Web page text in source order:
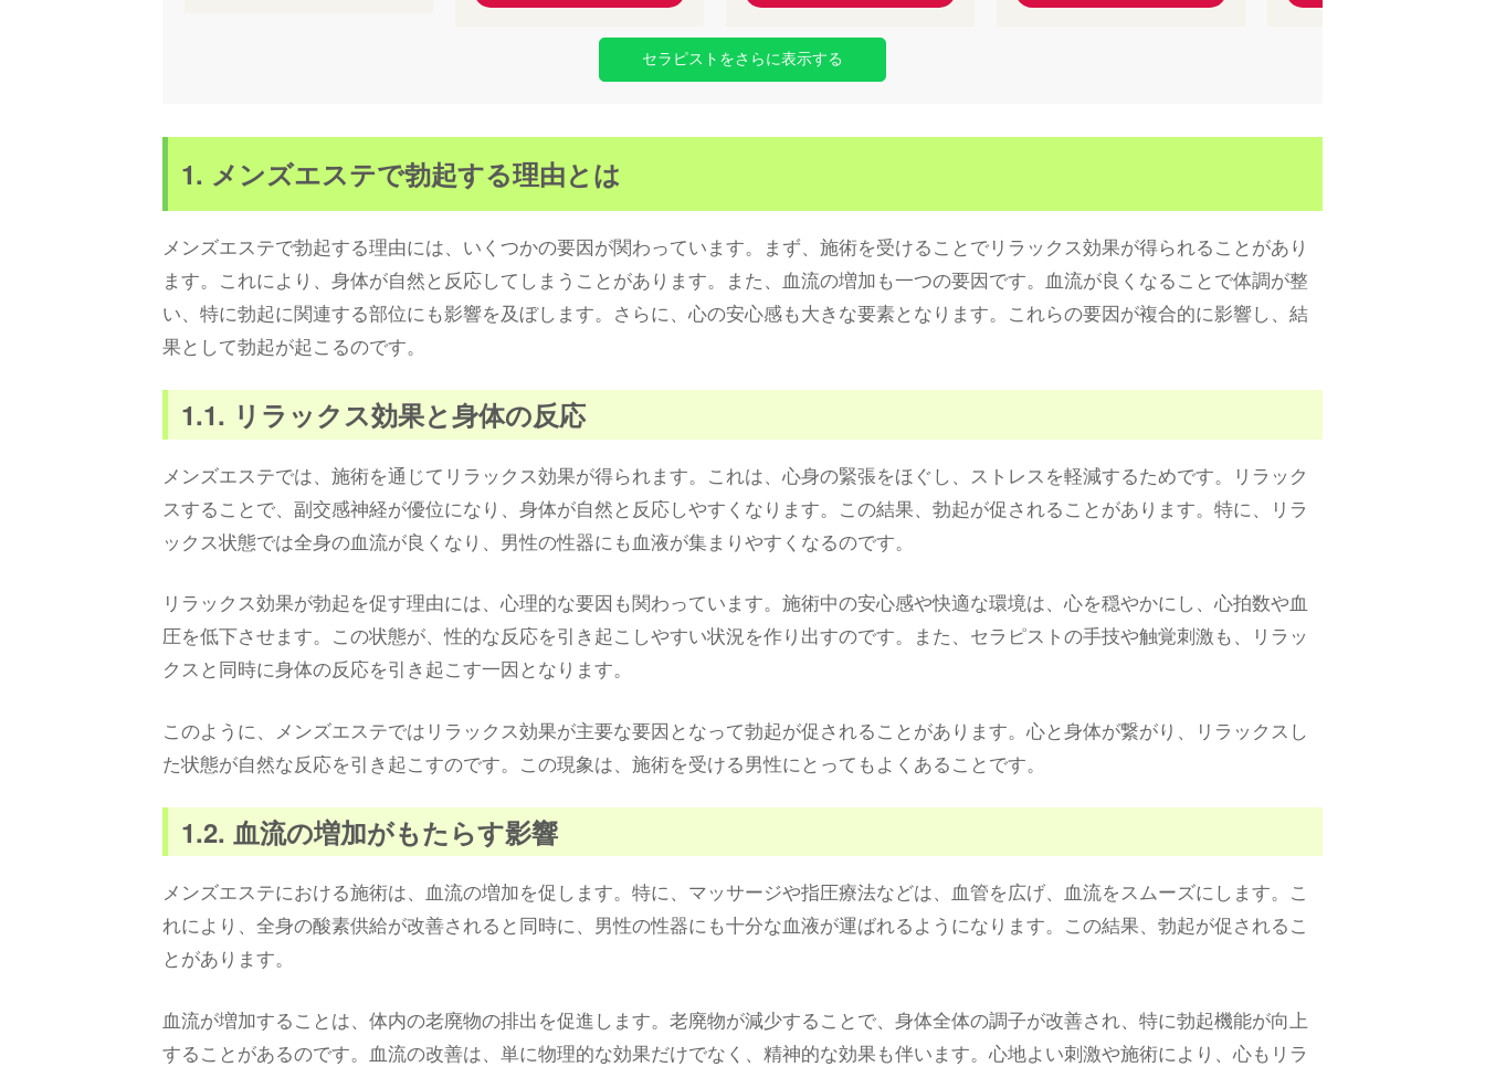
セラピストをさらに表示する
1. メンズエステで勃起する理由とは
メンズエステで勃起する理由には、いくつかの要因が関わっています。まず、施術を受けることでリラックス効果が得られることがあり
ます。これにより、身体が自然と反応してしまうことがあります。また、血流の増加も一つの要因です。血流が良くなることで体調が整
い、特に勃起に関連する部位にも影響を及ぼします。さらに、心の安心感も大きな要素となります。これらの要因が複合的に影響し、結
果として勃起が起こるのです。
1.1. リラックス効果と身体の反応
メンズエステでは、施術を通じてリラックス効果が得られます。これは、心身の緊張をほぐし、ストレスを軽減するためです。リラック
スすることで、副交感神経が優位になり、身体が自然と反応しやすくなります。この結果、勃起が促されることがあります。特に、リラ
ックス状態では全身の血流が良くなり、男性の性器にも血液が集まりやすくなるのです。
リラックス効果が勃起を促す理由には、心理的な要因も関わっています。施術中の安心感や快適な環境は、心を穏やかにし、心拍数や血
圧を低下させます。この状態が、性的な反応を引き起こしやすい状況を作り出すのです。また、セラピストの手技や触覚刺激も、リラッ
クスと同時に身体の反応を引き起こす一因となります。
このように、メンズエステではリラックス効果が主要な要因となって勃起が促されることがあります。心と身体が繋がり、リラックスし
た状態が自然な反応を引き起こすのです。この現象は、施術を受ける男性にとってもよくあることです。
1.2. 血流の増加がもたらす影響
メンズエステにおける施術は、血流の増加を促します。特に、マッサージや指圧療法などは、血管を広げ、血流をスムーズにします。こ
れにより、全身の酸素供給が改善されると同時に、男性の性器にも十分な血液が運ばれるようになります。この結果、勃起が促されるこ
とがあります。
血流が増加することは、体内の老廃物の排出を促進します。老廃物が減少することで、身体全体の調子が改善され、特に勃起機能が向上
することがあるのです。血流の改善は、単に物理的な効果だけでなく、精神的な効果も伴います。心地よい刺激や施術により、心もリラ